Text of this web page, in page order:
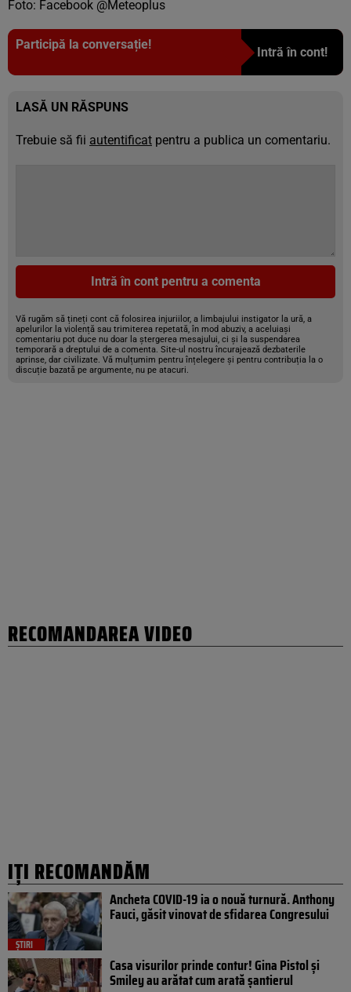
Foto: Facebook @Meteoplus
Participă la conversație!
Intră în cont!
LASĂ UN RĂSPUNS
Trebuie să fii autentificat pentru a publica un comentariu.
Intră în cont pentru a comenta
Vă rugăm să țineți cont că folosirea injuriilor, a limbajului instigator la ură, a
apelurilor la violență sau trimiterea repetată, în mod abuziv, a aceluiași
comentariu pot duce nu doar la ștergerea mesajului, ci și la suspendarea
temporară a dreptului de a comenta. Site-ul nostru încurajează dezbaterile
aprinse, dar civilizate. Vă mulțumim pentru înțelegere și pentru contribuția la o
discuție bazată pe argumente, nu pe atacuri.
RECOMANDAREA VIDEO
IȚI RECOMANDĂM
ȘTIRI
Ancheta COVID-19 ia o nouă turnură. Anthony
Fauci, găsit vinovat de sfidarea Congresului
Casa visurilor prinde contur! Gina Pistol și
Smiley au arătat cum arată șantierul